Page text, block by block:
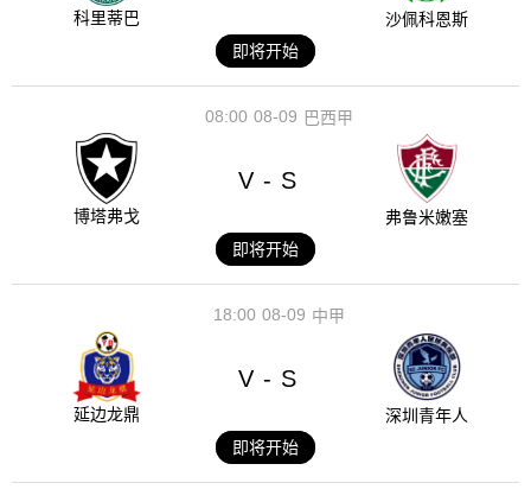
科里蒂巴
沙佩科恩斯
即将开始
08-09
08:00 巴西甲
博塔弗戈
V - S
弗鲁米嫩塞
即将开始
08-09
18:00 中甲
延边龙鼎
V - S
深圳青年人
即将开始